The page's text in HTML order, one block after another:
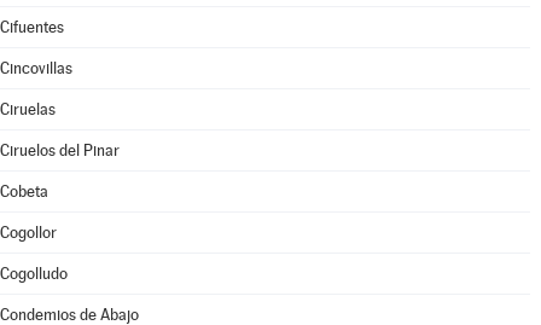
Cifuentes
Cincovillas
Ciruelas
Ciruelos del Pinar
Cobeta
Cogollor
Cogolludo
Condemios de Abajo